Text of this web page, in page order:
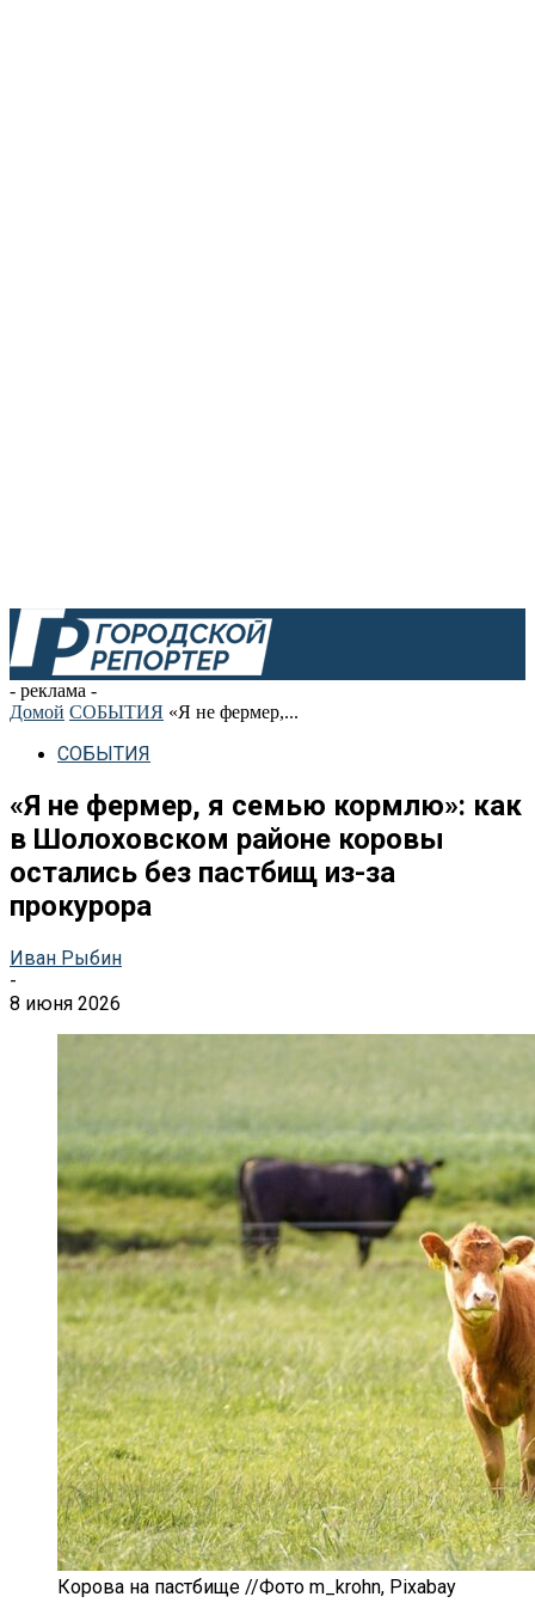
- реклама -
Домой СОБЫТИЯ «Я не фермер,...
СОБЫТИЯ
«Я не фермер, я семью кормлю»: как
в Шолоховском районе коровы
остались без пастбищ из-за
прокурора
Иван Рыбин
-
8 июня 2026
Корова на пастбище //Фото m_krohn, Pixabay